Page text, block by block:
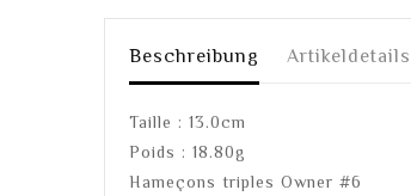
Beschreibung Artikeldetails
Taille : 13.0cm
Poids : 18.80g
Hameçons triples Owner #6